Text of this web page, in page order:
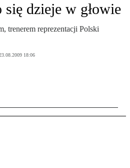
dzieje w głowie
trenerem reprezentacji Polski
18:06